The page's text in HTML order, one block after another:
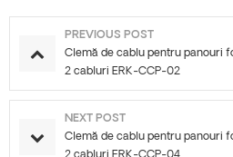
PREVIOUS POST
Clemă de cablu pentru panouri
2 cabluri ERK-CCP-02
NEXT POST
Clemă de cablu pentru panouri